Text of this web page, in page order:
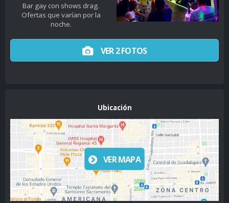
Bar gay con shows drag.
Ofertas que varían por la
noche.
VER 2 FOTOS
Ubicación
VER MAPA